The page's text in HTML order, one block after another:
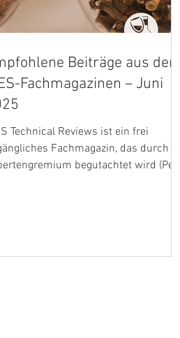
Beiträge aus den
Fachmagazinen – Juni
Technical Reviews ist ein frei
Fachmagazin, das durch ein
begutachtet wird (Peer